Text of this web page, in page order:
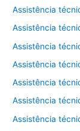
Assistência
Assistência
Assistência
Assistência
Assistência
Assistência
Assistência